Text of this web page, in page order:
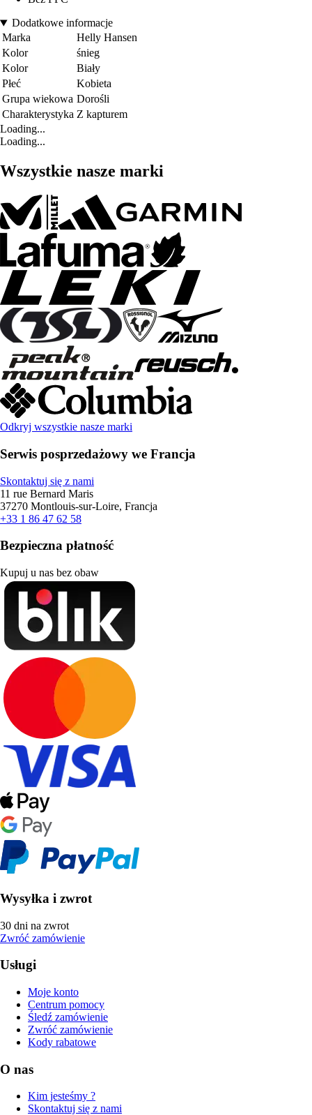
Dodatkowe informacje
Marka
Helly Hansen
Kolor
śnieg
Kolor
Biały
Płeć
Kobieta
Grupa wiekowa Dorośli
Charakterystyka Z kapturem
Loading...
Loading...
Wszystkie nasze marki
Odkryj wszystkie nasze marki
Serwis posprzedażowy we Francja
Skontaktuj się z nami
11 rue Bernard Maris
37270 Montlouis-sur-Loire, Francja
+33 1 86 47 62 58
Bezpieczna płatność
Kupuj u nas bez obaw
Wysyłka i zwrot
30 dni na zwrot
Zwróć zamówienie
Usługi
Moje konto
Centrum pomocy
Śledź zamówienie
Zwróć zamówienie
Kody rabatowe
O nas
Kim jesteśmy ?
Skontaktuj się z nami